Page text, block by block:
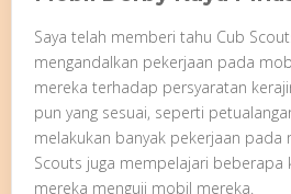
Saya telah memberi tahu Cub
mengandalkan pekerjaan pada
mereka terhadap persyaratan
pun yang sesuai, seperti
melakukan banyak pekerjaan pada
Scouts juga mempelajari beberapa
mereka menguji mobil mereka.